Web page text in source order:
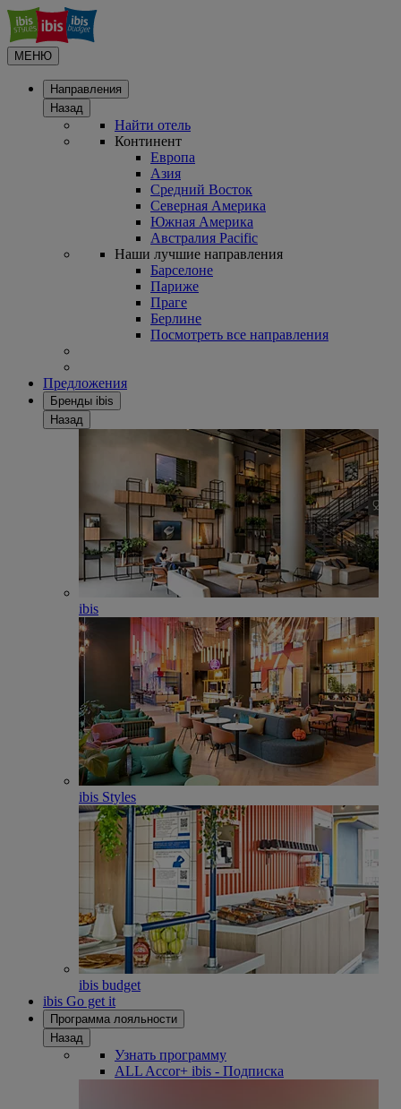
МЕНЮ
Направления
Назад
Найти отель
Континент
Европа
Азия
Средний Восток
Северная Америка
Южная Америка
Австралия Pacific
Наши лучшие направления
Барселоне
Париже
Праге
Берлине
Посмотреть все направления
Предложения
Бренды ibis
Назад
ibis
ibis Styles
ibis budget
ibis Go get it
Программа лояльности
Назад
Узнать программу
ALL Accor+ ibis - Подписка